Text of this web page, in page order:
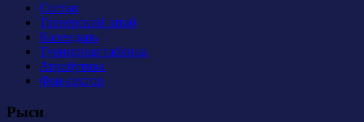
Состав
Тренерский штаб
Календарь
Турнирная таблица
Атрибутика
Фан-сектор
Рыси